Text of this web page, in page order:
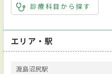
診療科目から探す
エリア・駅
渡島沼尻駅